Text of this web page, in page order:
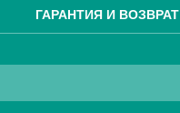
ГАРАНТИЯ И ВОЗВРАТ